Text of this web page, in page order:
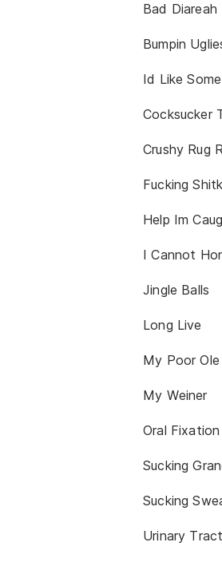
Bad Diareah
Bumpin
Id Like
Cocksucker
Crushy Rug
Fucking
Help Im
I Cannot
Jingle Balls
Long Live
My Poor
My Weiner
Oral Fixation
Sucking
Sucking
Urinary